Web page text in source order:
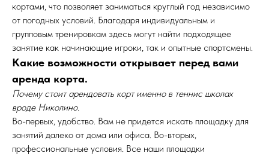
кортами, что позволяет заниматься круглый год независимо
от погодных условий. Благодаря индивидуальным и
групповым тренировкам здесь могут найти подходящее
занятие как начинающие игроки, так и опытные спортсмены.
Какие возможности открывает перед вами
аренда корта.
Почему стоит арендовать корт именно в теннис школах
вроде Николино.
Во-первых, удобство. Вам не придется искать площадку для
занятий далеко от дома или офиса. Во-вторых,
профессиональные условия. Все наши площадки